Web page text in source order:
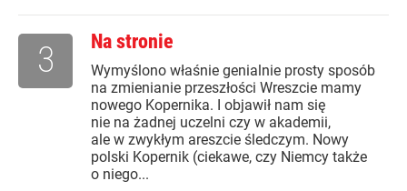
Na stronie
Wymyślono właśnie genialnie prosty sposób
na zmienianie przeszłości Wreszcie mamy
nowego Kopernika. I objawił nam się
nie na żadnej uczelni czy w akademii,
ale w zwykłym areszcie śledczym. Nowy
polski Kopernik (ciekawe, czy Niemcy także
o niego...
3